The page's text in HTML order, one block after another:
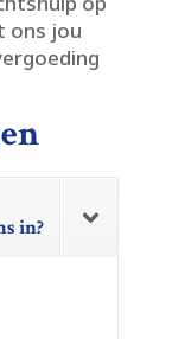
ons jou
in?